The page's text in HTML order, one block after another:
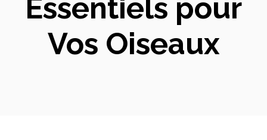
Essentiels pour
Vos Oiseaux